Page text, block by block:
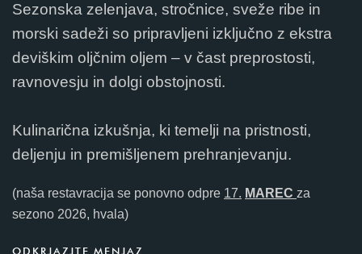
Sezonska zelenjava, stročnice, sveže ribe in
morski sadeži so pripravljeni izključno z ekstra
deviškim oljčnim oljem – v čast preprostosti,
ravnovesju in dolgi obstojnosti.
Kulinarična izkušnja, ki temelji na pristnosti,
deljenju in premišljenem prehranjevanju.
(naša restavracija se ponovno odpre 17. MAREC za
sezono 2026, hvala)
OD KRJAZJTE MENJAZ